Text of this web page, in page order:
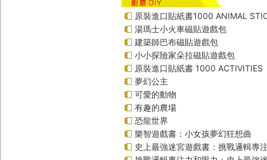
原裝進口貼紙書1000 ANIMAL
湯瑪士小火車磁貼遊戲包
建築師巴布磁貼遊戲包
小小探險家朵拉磁貼遊戲包
原裝進口貼紙書 1000 ACTIVITIES
夢幻公主
可愛的動物
有趣的農場
恐龍世界
樂智遊戲書：小女孩夢幻狂想曲
史上最強迷宮遊戲書：挑戰邏輯專